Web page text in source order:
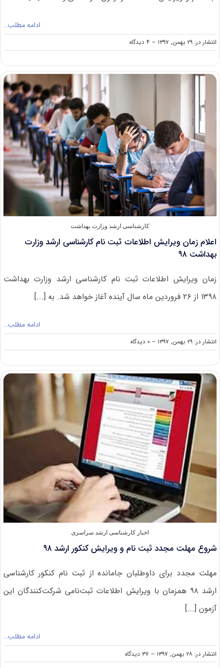
ادامه مطلب…
انتشار در: ۲۹ بهمن, ۱۳۹۷ -- ۴ دیدگاه
on
ثبت
۲۳
مجدد
کنکور
ارشد
۹۸
کارشناسی ارشد وزارت بهداشت
اعلام زمان ویرایش اطلاعات ثبت نام کارشناسی ارشد وزارت
بهداشت ۹۸
زمان ویرایش اطلاعات ثبت نام کارشناسی ارشد وزارت بهداشت
۱۳۹۸ از ۲۶ فروردین ماه سال آینده آغاز خواهد شد. به [...]
ادامه مطلب…
انتشار در: ۲۹ بهمن, ۱۳۹۷ -- ۰ دیدگاه
on
اعلام
ویرایش
اطلاعات
ثبت
نام
کارشناسی
ارشد
وزارت
بهداشت
۹۸
اخبار کارشناسی ارشد سراسری
شروع مهلت مجدد ثبت نام و ویرایش کنکور ارشد ۹۸
مهلت مجدد برای داوطلبان جامانده از ثبت نام کنکور کارشناسی
ارشد ۹۸ همزمان با ویرایش اطلاعات ثبت‌نامی شرکت‌کنندگان این
آزمون [...]
ادامه مطلب…
انتشار در: ۲۸ بهمن, ۱۳۹۷ -- ۳۷ دیدگاه
on
شروع